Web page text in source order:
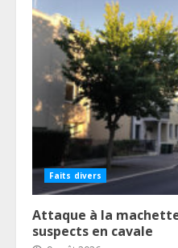
Faits divers
Attaque à la
suspects en cavale